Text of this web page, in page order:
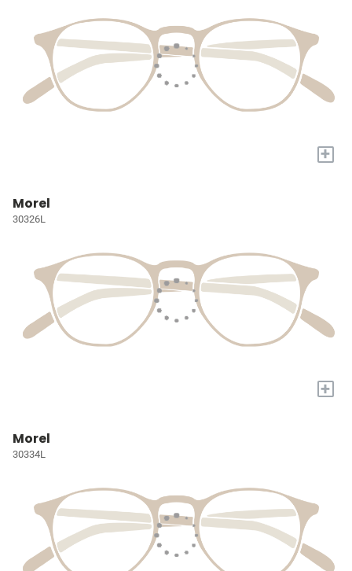
+
Morel
30326L
+
Morel
30334L